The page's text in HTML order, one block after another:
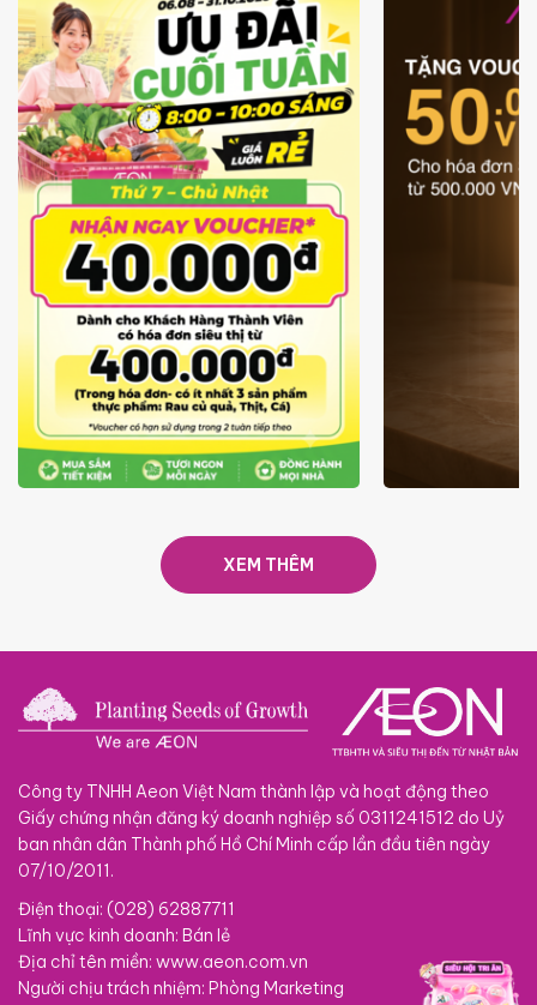
GIÁ LUÔN RẺ TỪ 6/8 - 31/10
ƯU
XEM THÊM
Công ty TNHH Aeon Việt Nam thành lập và hoạt động theo
Giấy chứng nhận đăng ký doanh nghiệp số 0311241512 do Uỷ
ban nhân dân Thành phố Hồ Chí Minh cấp lần đầu tiên ngày
07/10/2011.
Điện thoại: (028) 62887711
Lĩnh vực kinh doanh: Bán lẻ
Địa chỉ tên miền: www.aeon.com.vn
Người chịu trách nhiệm: Phòng Marketing